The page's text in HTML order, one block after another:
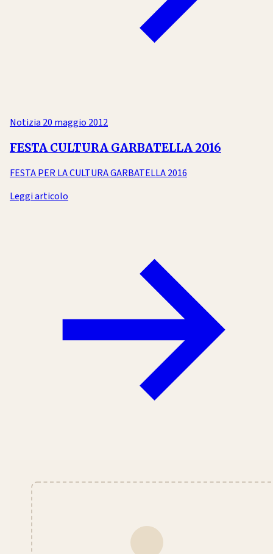
Notizia 20 maggio 2012
FESTA CULTURA GARBATELLA 2016
FESTA PER LA CULTURA GARBATELLA 2016
Leggi articolo